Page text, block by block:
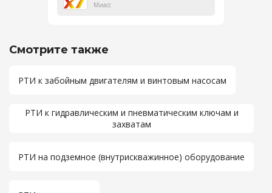
Миасс
Смотрите также
РТИ к забойным двигателям и винтовым насосам
РТИ к гидравлическим и пневматическим ключам и
захватам
РТИ на подземное (внутрискважинное) оборудование